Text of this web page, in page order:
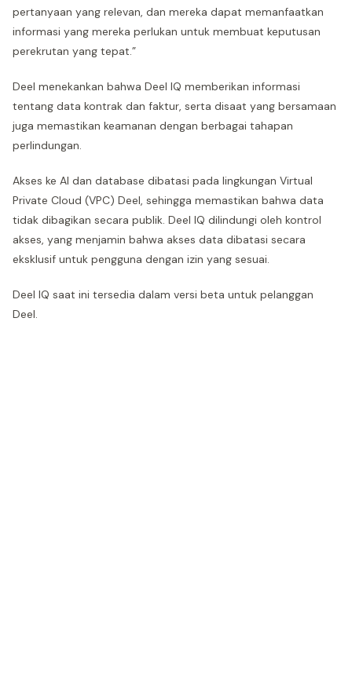
pertanyaan yang relevan, dan mereka dapat memanfaatkan
informasi yang mereka perlukan untuk membuat keputusan
perekrutan yang tepat.”
Deel menekankan bahwa Deel IQ memberikan informasi
tentang data kontrak dan faktur, serta disaat yang bersamaan
juga memastikan keamanan dengan berbagai tahapan
perlindungan.
Akses ke AI dan database dibatasi pada lingkungan Virtual
Private Cloud (VPC) Deel, sehingga memastikan bahwa data
tidak dibagikan secara publik. Deel IQ dilindungi oleh kontrol
akses, yang menjamin bahwa akses data dibatasi secara
eksklusif untuk pengguna dengan izin yang sesuai.
Deel IQ saat ini tersedia dalam versi beta untuk pelanggan
Deel.